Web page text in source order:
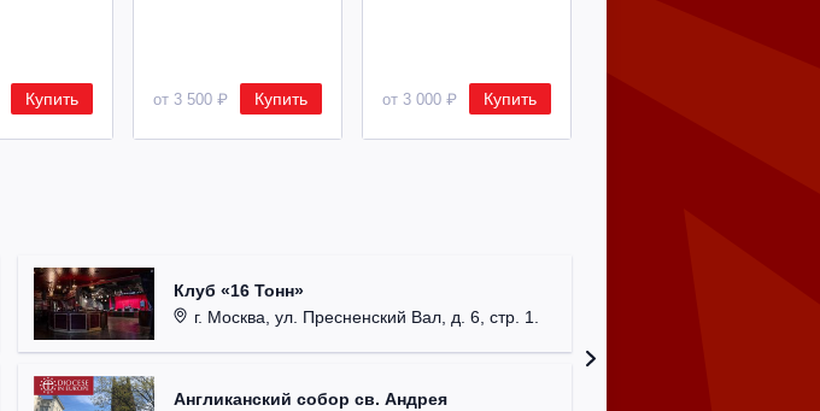
Купить от 3 500 ₽ Купить от 3 000 ₽ Купить
Клуб «16 Тонн»
г. Москва, ул. Пресненский Вал, д. 6, стр. 1.
Англиканский собор св. Андрея